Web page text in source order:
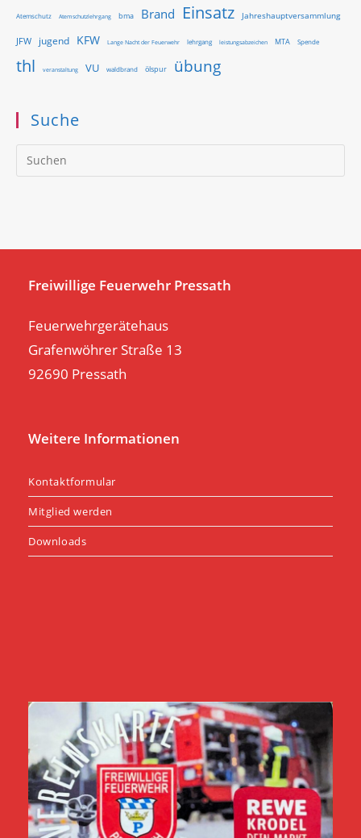
Atemschutz Atemschutzlehrgang bma Brand Einsatz Jahreshauptversammlung
JFW jugend KFW Lange Nacht der Feuerwehr lehrgang leistungsabzeichen MTA Spende
thl veranstaltung VU waldbrand ölspur übung
Suche
Freiwillige Feuerwehr Pressath
Feuerwehrgerätehaus
Grafenwöhrer Straße 13
92690 Pressath
Weitere Informationen
Kontaktformular
Mitglied werden
Downloads